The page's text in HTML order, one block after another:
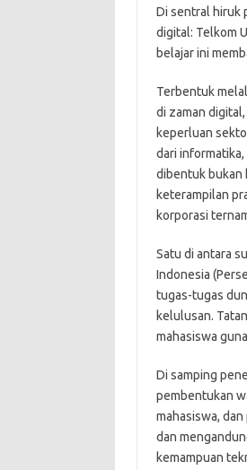
Di sentral hiruk
digital: Telkom
belajar ini
Terbentuk
di zaman
keperluan
dari
dibentuk bukan
keterampilan
korporasi
Satu di antara
Indonesia
tugas-tugas
kelulusan.
mahasiswa
Di samping
pembentukan
mahasiswa,
dan
kemampuan